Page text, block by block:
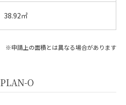
38.92㎡
※申請上の面積とは異なる場合があります
PLAN-O